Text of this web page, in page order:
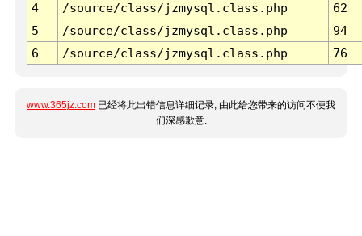
4
/source/class/jzmysql.class.php
62
5
/source/class/jzmysql.class.php
94
6
/source/class/jzmysql.class.php 76
www.365jz.com 已经将此出错信息详细记录, 由此给您带来的访问不便我
们深感歉意.